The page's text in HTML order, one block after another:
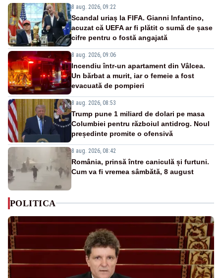
8 aug. 2026, 09:22
Scandal uriaș la FIFA. Gianni Infantino,
acuzat că UEFA ar fi plătit o sumă de șase
cifre pentru o fostă angajată
8 aug. 2026, 09:06
Incendiu într-un apartament din Vâlcea.
Un bărbat a murit, iar o femeie a fost
evacuată de pompieri
8 aug. 2026, 08:53
Trump pune 1 miliard de dolari pe masa
Columbiei pentru războiul antidrog. Noul
președinte promite o ofensivă
8 aug. 2026, 08:42
România, prinsă între caniculă și furtuni.
Cum va fi vremea sâmbătă, 8 august
POLITICA